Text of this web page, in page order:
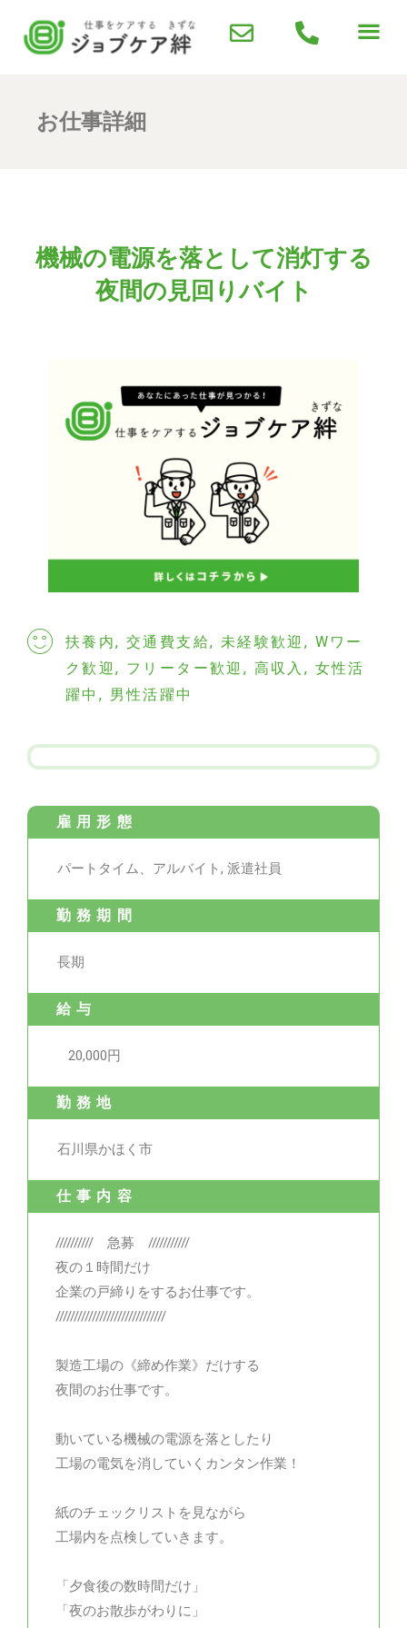
お仕事詳細
機械の電源を落として消灯する
夜間の見回りバイト
扶養内,交通費支給, 未経験歓迎 , Wワー
ク歓迎, フリーター歓迎 , 高収入 , 女性活
躍中 , 男性活躍中
雇用形態
パートタイム、アルバイト, 派遣社員
勤務期間
長期
給与
20,000円
勤務地
石川県かほく市
仕事内容
////////// 急募 ///////////
夜の１時間だけ
企業の戸締りをするお仕事です。
//////////////////////////////
製造工場の《締め作業》だけする
夜間のお仕事です。
動いている機械の電源を落としたり
工場の電気を消していくカンタン作業！
紙のチェックリストを見ながら
工場内を点検していきます。
「夕食後の数時間だけ」
「夜のお散歩がわりに」